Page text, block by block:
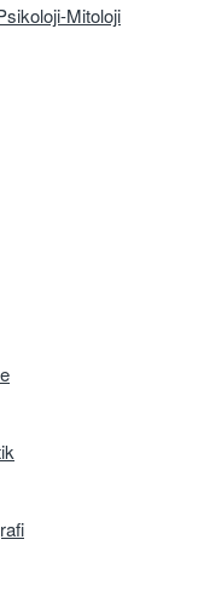
Mitoloji